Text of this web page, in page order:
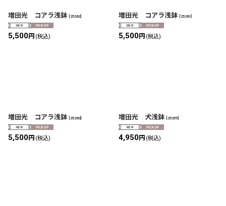
増田光 コアラ浅鉢 25262]
5,500円 (税込)
増田光 コアラ浅鉢 25261
5,500円 (税込)
増田光 コアラ浅鉢 25260]
5,500円 (税込)
増田光 犬浅鉢 25259
4,950円 (税込)